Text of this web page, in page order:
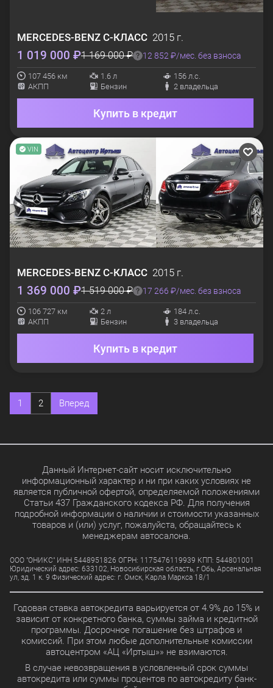
MERCEDES-BENZ C-КЛАСС 2015 г.
1 019 000 ₽1 169 000 ₽ 12 852 ₽/мес. без взноса
107 456 км 1.6 л
156 л.с.
АКПП
Бензин 2 владельца
Купить в кредит
VIN
MERCEDES-BENZ C-КЛАСС 2015 г.
1 369 000 ₽1 519 000 ₽ 17 266 ₽/мес. без взноса
106 727 км 2 л
184 л.с.
АКПП
Бензин 3 владельца
Купить в кредит
1 2 Вперед
Данный Интернет-сайт носит исключительно
информационный характер и ни при каких условиях не
является публичной офертой, определяемой положениями
Статьи 437 Гражданского кодекса РФ. Для получения
подробной информации о наличии и стоимости указанных
товаров и (или) услуг, пожалуйста, обращайтесь к
менеджерам автосалона.
ООО "ОНИКС" ИНН 5448951826 ОГРН: 1175476119939 КПП: 544801001
Юридический адрес: 633102, Новосибирская область, г Обь, Арсенальная
ул, зд. 1 к. 9 Физический адрес: г. Омск, Карла Маркса 18/1
Годовая ставка автокредита варьируется от 4.9% до 15% и
зависит от конкретного банка, суммы займа и кредитной
программы. Досрочное погашение без штрафов и
комиссий. При этом любые дополнительные комиссии
автоцентром «АЦ «Иртыш»» не взимаются.
В случае невозвращения в условленный срок суммы
автокредита или суммы процентов по автокредиту банк-